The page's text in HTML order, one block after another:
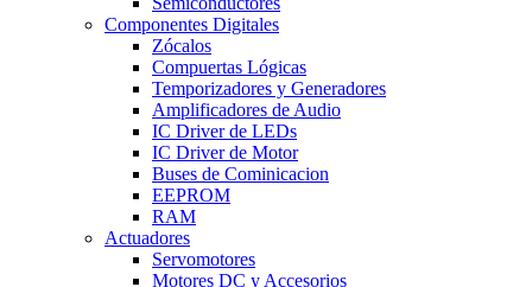
Componentes Digitales
Zócalos
Compuertas Lógicas
Temporizadores y Generadores
Amplificadores de Audio
IC Driver de LEDs
IC Driver de Motor
Buses de Cominicacion
EEPROM
RAM
Actuadores
Servomotores
Motores DC y Accesorios